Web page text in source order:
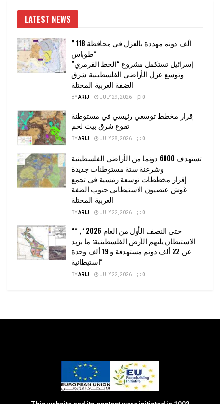
LATEST NEWS
” 118 ألف دونم مهددة بالعزل في محافظة
طوباس”
إسرائيل تستكمل مشروع “الخط القرمزي”
وتوسع عزل الأراضي الفلسطينية شرق
الضفة الغربية المحتلة
BYARIJ JULY 29, 2026 0
إقرار مخطط توسعي رئيسي في مستوطنة
تقوع شرق بيت لحم
BYARIJ JULY 28, 2026 0
تستهدف 6000 دونما من الأراضي الفلسطينية
وشرعنة ستة مستوطنات جديدة
إقرار مخططات توسعة رئيسية في تجمع
غوش عتصيون الاستيطاني جنوب الضفة
الغربية المحتلة
BYARIJ JULY 22, 2026 0
“حتى النصف الأول من العام 2026 “, ”
الاستيطان يلتهم الأرض الفلسطينية: ما يزيد
عن 22 ألف دونم مستهدفة و 19 ألف وحدة
استيطانية”
BYARIJ JULY 22, 2026 0